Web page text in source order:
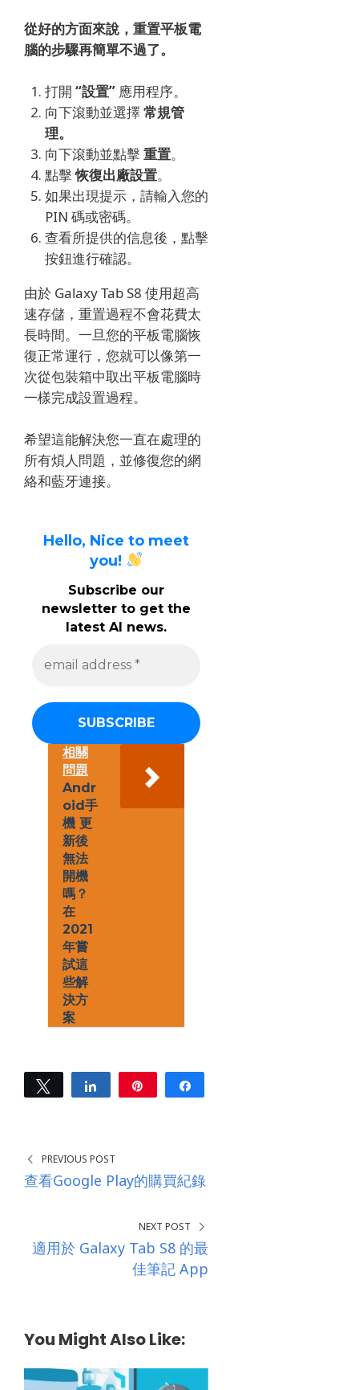
從好的方面來說，重置平板電
腦的步驟再簡單不過了。
打開 “設置” 應用程序。
向下滾動並選擇常規管
理。
向下滾動並點擊重置。
點擊恢復出廠設置。
如果出現提示，請輸入您的
PIN 碼或密碼。
查看所提供的信息後，點擊
按鈕進行確認。
由於 Galaxy Tab S8 使用超高
速存儲，重置過程不會花費太
長時間。 一旦您的平板電腦恢
復正常運行，您就可以像第一
次從包裝箱中取出平板電腦時
一樣完成設置過程。
希望這能解決您一直在處理的
所有煩人問題，並修復您的網
絡和藍牙連接。
Hello, Nice to meet
you!
Subscribe our
newsletter to get the
latest AI news.
a
d
相關
問題
Andr
oid手
機 更
新後
無法
開機
嗎？
在
2021
年嘗
試這
些解
決方
案
Tweet Share
PREVIOUS POST
查看Google Play的購買紀錄
NEXT POST
適用於 Galaxy Tab S8 的最
佳筆記 App
You Might Also Like: